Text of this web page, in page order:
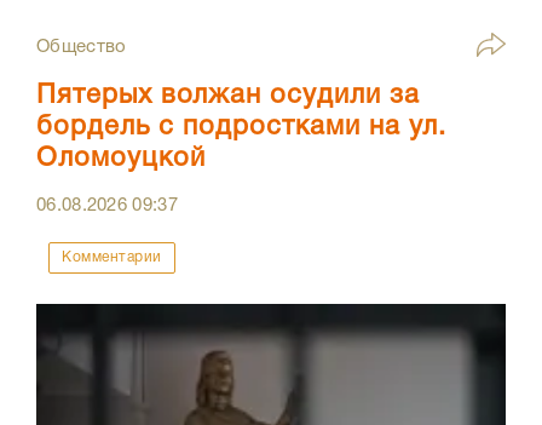
Общество
Пятерых волжан осудили за
бордель с подростками на ул.
Оломоуцкой
06.08.202609:37
Комментарии